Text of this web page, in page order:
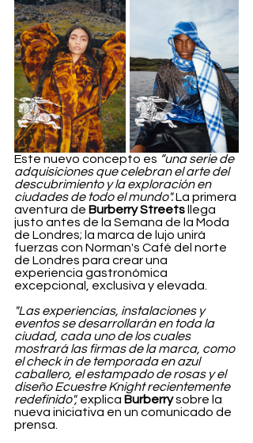
Este nuevo concepto es “una serie de
adquisiciones que celebran el arte del
descubrimiento y la exploración en
ciudades de todo el mundo". La primera
aventura de Burberry Streets llega
justo antes de la Semana de la Moda
de Londres; la marca de lujo unirá
fuerzas con Norman's Café del norte
de Londres para crear una
experiencia gastronómica
excepcional, exclusiva y elevada.
"Las experiencias, instalaciones y
eventos se desarrollarán en toda la
ciudad, cada uno de los cuales
mostrará las firmas de la marca, como
el check in de temporada en azul
caballero, el estampado de rosas y el
diseño Ecuestre Knight recientemente
redefinido", explica Burberry sobre la
nueva iniciativa en un comunicado de
prensa.